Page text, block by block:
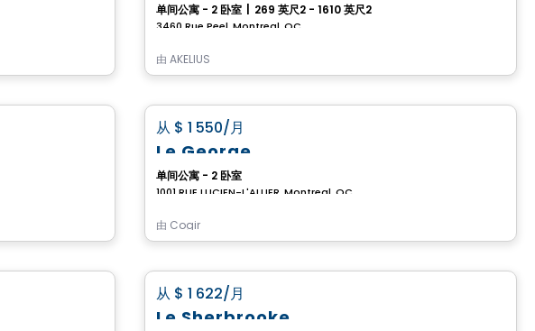
单间公寓 - 2 卧室 269 英尺2 - 1610 英尺2
3460 Rue Peel, Montreal, QC
由 AKELIUS
公寓 公寓
从 $ 1 550/月
Le George
单间公寓 - 2 卧室
1001 RUE LUCIEN-L'ALLIER, Montreal, QC
由 Cogir
公寓 公寓
从 $ 1 622/月
Le Sherbrooke